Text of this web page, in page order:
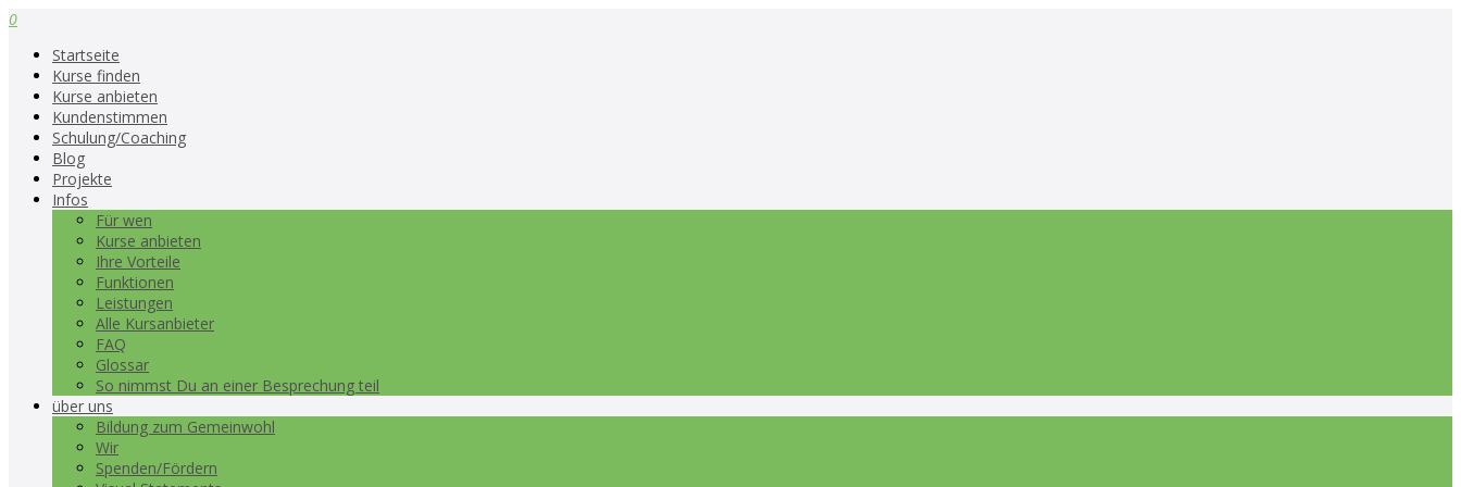
0
Startseite
Kurse finden
Kurse anbieten
Kundenstimmen
Schulung/Coaching
Blog
Projekte
Infos
Für wen
Kurse anbieten
Ihre Vorteile
Funktionen
Leistungen
Alle Kursanbieter
FAQ
Glossar
So nimmst Du an einer Besprechung teil
über uns
Bildung zum Gemeinwohl
Wir
Spenden/Fördern